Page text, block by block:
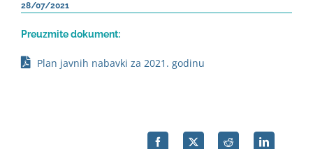
28/07/2021
Preuzmite dokument:
Plan javnih nabavki za 2021. godinu